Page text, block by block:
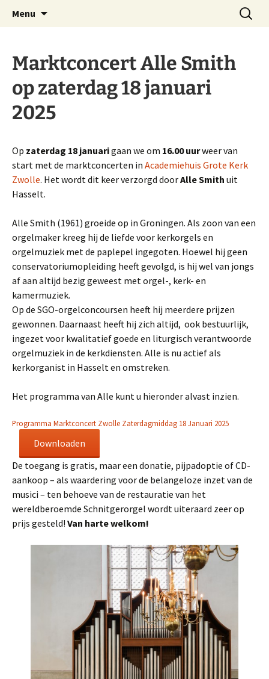
Stichting Schnitgerorgel
Zwolle
Website Schnitgerorgel Grote Kerk Zwolle
Menu
Zoeken
naar:
Marktconcert Alle Smith
op zaterdag 18 januari
2025
Op zaterdag 18 januarigaan we om 16.00 uurweer van
start met de marktconcerten in Academiehuis Grote Kerk
Zwolle. Het wordt dit keer verzorgd doorAlle Smith uit
Hasselt.
Alle Smith (1961) groeide op in Groningen. Als zoon van een
orgelmaker kreeg hij de liefde voor kerkorgels en
orgelmuziek met de paplepel ingegoten. Hoewel hij geen
conservatoriumopleiding heeft gevolgd, is hij wel van jongs
af aan altijd bezig geweest met orgel-, kerk- en
kamermuziek.
Op de SGO-orgelconcoursen heeft hij meerdere prijzen
gewonnen. Daarnaast heeft hij zich altijd, ook bestuurlijk,
ingezet voor kwalitatief goede en liturgisch verantwoorde
orgelmuziek in de kerkdiensten. Alle is nu actief als
kerkorganist in Hasselt en omstreken.
Het programma van Alle kunt u hieronder alvast inzien.
Programma Marktconcert Zwolle Zaterdagmiddag 18 Januari 2025
Downloaden
De toegang is gratis, maar een donatie, pijpadoptie of CD-
aankoop – als waardering voor de belangeloze inzet van de
musici – ten behoeve van de restauratie van het
wereldberoemde Schnitgerorgel wordt uiteraard zeer op
prijs gesteld! Van harte welkom!